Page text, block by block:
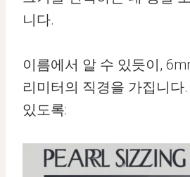
니다.
이름에서 알 수 있듯이,
리미터의 직경을 가집니다
있도록: